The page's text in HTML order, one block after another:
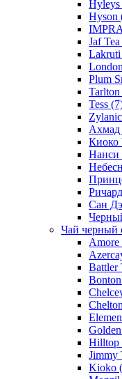
Hyleys
Hyson
IMPRA
Jaf Tea
Lakruti
Plum
Tarlton
Tess
Ахмад
Киоко
Нанси
Сан
Чай черный
Amore
Battler
Bonton
Chelton
Hilltop
Jimmy
Kioko